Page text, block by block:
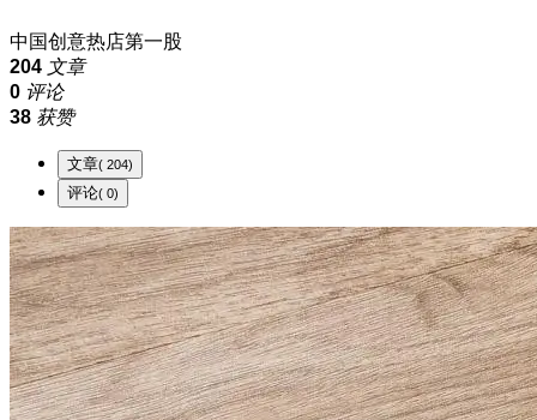
中国创意热店第一股
204 文章
0 评论
38 获赞
文章 ( 204)
评论 ( 0)